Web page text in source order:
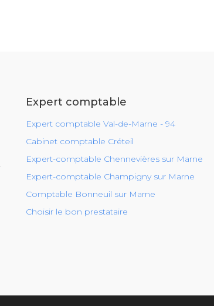
Expert comptable
Expert comptable Val-de-Marne - 94
Cabinet comptable Créteil
Expert-comptable Chennevières sur Marne
Expert-comptable Champigny sur Marne
Comptable Bonneuil sur Marne
Choisir le bon prestataire